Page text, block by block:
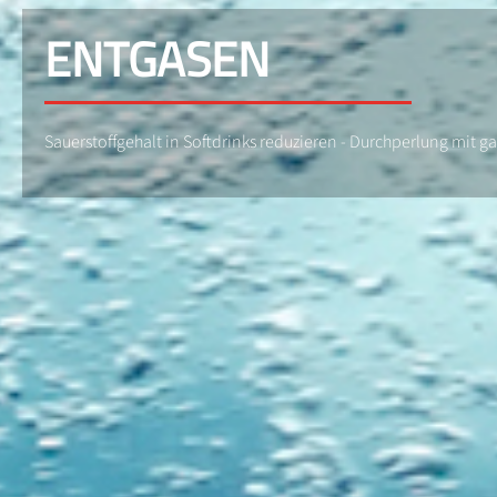
ENTGASEN
Sauerstoffgehalt in Softdrinks reduzieren - Durchperlung mit